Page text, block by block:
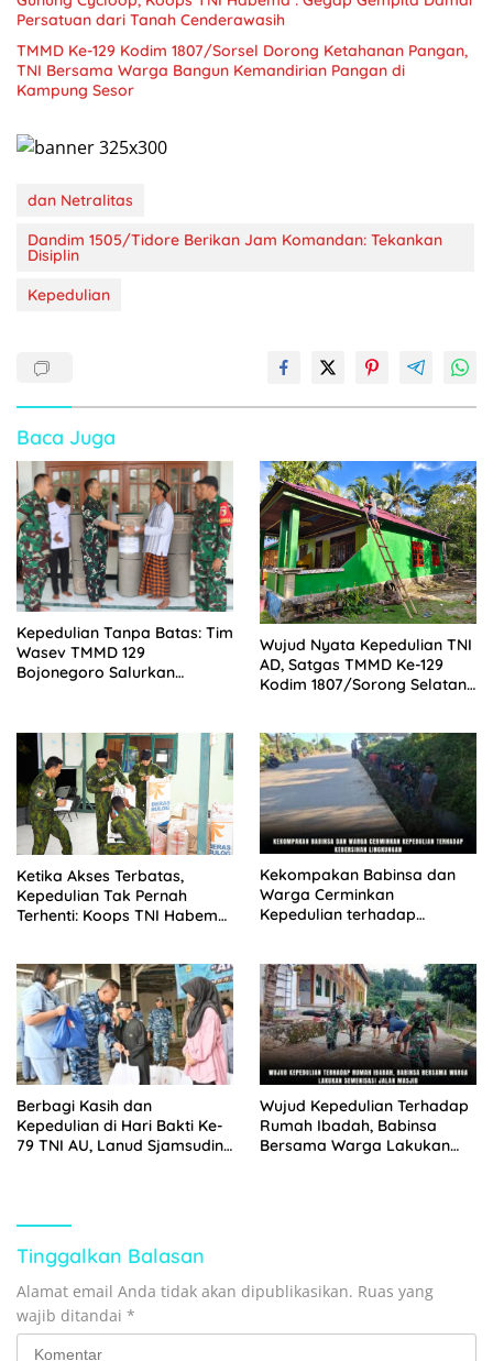
Persatuan dari Tanah Cenderawasih
TMMD Ke-129 Kodim 1807/Sorsel Dorong Ketahanan Pangan,
TNI Bersama Warga Bangun Kemandirian Pangan di
Kampung Sesor
dan Netralitas
Dandim 1505/Tidore Berikan Jam Komandan: Tekankan
Disiplin
Kepedulian
Baca Juga
Kepedulian Tanpa Batas: Tim
Wasev TMMD 129
Bojonegoro Salurkan
Wujud Nyata Kepedulian TNI
AD, Satgas TMMD Ke-129
Kodim 1807/Sorong Selatan
Ketika Akses Terbatas,
Kepedulian Tak Pernah
Terhenti: Koops TNI Habema
Kekompakan Babinsa dan
Warga Cerminkan
Kepedulian terhadap
Berbagi Kasih dan
Kepedulian di Hari Bakti Ke-
79 TNI AU, Lanud Sjamsudin
Wujud Kepedulian Terhadap
Rumah Ibadah, Babinsa
Bersama Warga Lakukan
Tinggalkan Balasan
Alamat email Anda tidak akan dipublikasikan. Ruas yang
wajib ditandai *